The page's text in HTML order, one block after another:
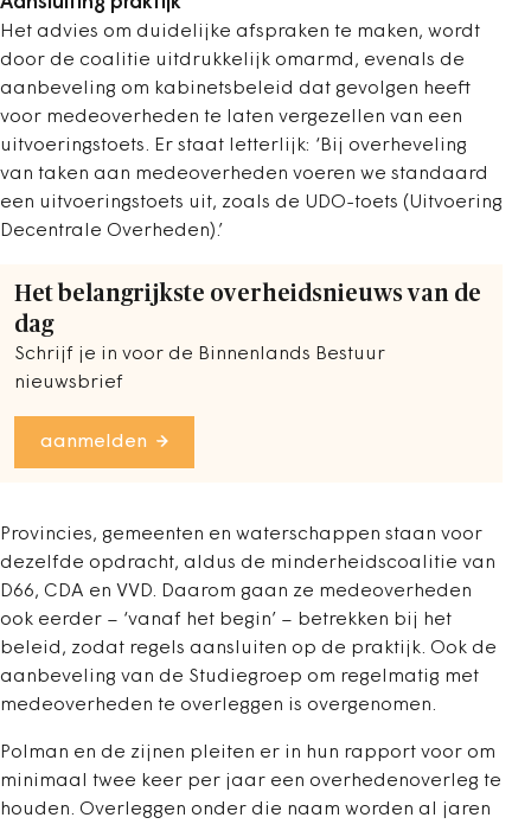
Het advies om duidelijke afspraken te maken, wordt
door de coalitie uitdrukkelijk omarmd, evenals de
aanbeveling om kabinetsbeleid dat gevolgen heeft
voor medeoverheden te laten vergezellen van een
uitvoeringstoets. Er staat letterlijk: ‘Bij overheveling
van taken aan medeoverheden voeren we standaard
een uitvoeringstoets uit, zoals de UDO-toets (Uitvoering
Decentrale Overheden).’
Het belangrijkste overheidsnieuws van de
dag
Schrijf je in voor de Binnenlands Bestuur
nieuwsbrief
aanmelden
Provincies, gemeenten en waterschappen staan voor
dezelfde opdracht, aldus de minderheidscoalitie van
D66, CDA en VVD. Daarom gaan ze medeoverheden
ook eerder – ‘vanaf het begin’ – betrekken bij het
beleid, zodat regels aansluiten op de praktijk. Ook de
aanbeveling van de Studiegroep om regelmatig met
medeoverheden te overleggen is overgenomen.
Polman en de zijnen pleiten er in hun rapport voor om
minimaal twee keer per jaar een overhedenoverleg te
houden. Overleggen onder die naam worden al jaren